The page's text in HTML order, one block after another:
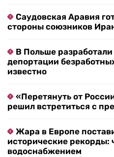
Саудовская Аравия
стороны союзников
В Польше
депортации
известно
«Перетянуть от
решил встретиться с
Жара в Европе
исторические рекорды:
водоснабжением